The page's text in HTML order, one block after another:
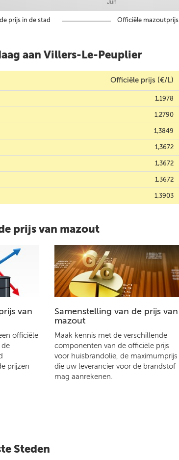
prijs in de stad Officiële mazoutprijs
aan Villers-Le-Peuplier
Officiële prijs (€/L)
1,1978
1,2790
1,3849
1,3672
1,3672
1,3672
1,3903
prijs van mazout
van
officiële
prijzen
Samenstelling van de prijs van
mazout
Maak kennis met de verschillende
componenten van de officiële prijs
voor huisbrandolie, de maximumprijs
die uw leverancier voor de brandstof
mag aanrekenen.
Steden